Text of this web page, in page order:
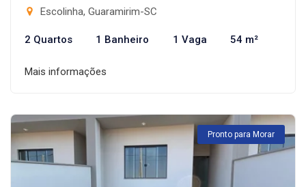
Escolinha, Guaramirim-SC
2 Quartos 1 Banheiro 1 Vaga 54 m²
Mais informações
Pronto para Morar